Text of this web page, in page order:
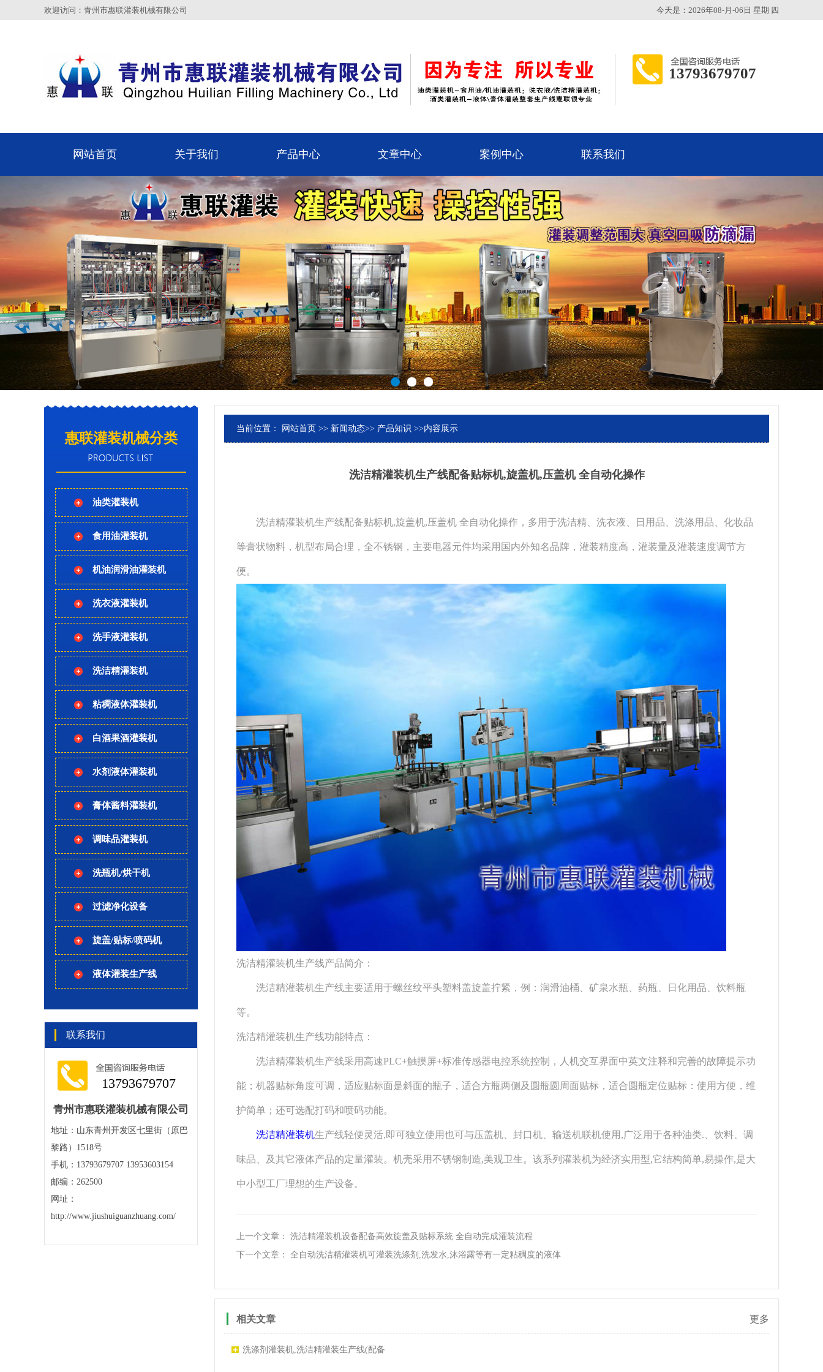
欢迎访问：青州市惠联灌装机械有限公司 今天是：2026年08-月-06日 星期 四
13793679707
网站首页 关于我们 产品中心 文章中心 案例中心 联系我们
惠联灌装机械分类
油类灌装机
食用油灌装机
机油润滑油灌装机
洗衣液灌装机
洗手液灌装机
洗洁精灌装机
粘稠液体灌装机
白酒果酒灌装机
水剂液体灌装机
膏体酱料灌装机
调味品灌装机
洗瓶机/烘干机
过滤净化设备
旋盖/贴标/喷码机
液体灌装生产线
联系我们
13793679707
青州市惠联灌装机械有限公司
地址：山东青州开发区七里街（原巴
黎路）1518号
手机：13793679707 13953603154
邮编：262500
网址：
http://www.jiushuiguanzhuang.com/
当前位置： 网站首页 >> 新闻动态>> 产品知识 >>内容展示
洗洁精灌装机生产线配备贴标机,旋盖机,压盖机 全自动化操作
洗洁精灌装机生产线配备贴标机,旋盖机,压盖机 全自动化操作，多用于洗洁精、洗衣液、日用品、洗涤用品、化妆品
等膏状物料，机型布局合理，全不锈钢，主要电器元件均采用国内外知名品牌，灌装精度高，灌装量及灌装速度调节方
便。
洗洁精灌装机生产线产品简介：
洗洁精灌装机生产线主要适用于螺丝纹平头塑料盖旋盖拧紧，例：润滑油桶、矿泉水瓶、药瓶、日化用品、饮料瓶
等。
洗洁精灌装机生产线功能特点：
洗洁精灌装机生产线采用高速PLC+触摸屏+标准传感器电控系统控制，人机交互界面中英文注释和完善的故障提示功
能；机器贴标角度可调，适应贴标面是斜面的瓶子，适合方瓶两侧及圆瓶圆周面贴标，适合圆瓶定位贴标：使用方便，维
护简单；还可选配打码和喷码功能。
洗洁精灌装机生产线轻便灵活,即可独立使用也可与压盖机、封口机、输送机联机使用,广泛用于各种油类.、饮料、调
味品、及其它液体产品的定量灌装。机壳采用不锈钢制造,美观卫生。该系列灌装机为经济实用型,它结构简单,易操作,是大
中小型工厂理想的生产设备。
上一个文章： 洗洁精灌装机设备配备高效旋盖及贴标系統 全自动完成​灌装流程
下一个文章： 全自动洗洁精灌装机可灌装洗涤剂,洗发水,沐浴露等有一定粘稠度的液体
相关文章 更多
洗涤剂灌装机,洗洁精灌装生产线(配备